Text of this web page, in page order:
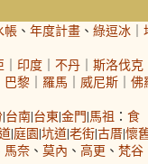
帳 、 年度計畫 、 綠逗冰 ｜
｜ 印度 ｜ 不丹 ｜ 斯洛伐克
巴黎 ｜ 羅馬 ｜ 威尼斯 ｜ 佛
|台南|台東|金門|馬祖 ： 食
|庭園|坑道|老街|古厝|懷
馬奈 、 莫內 、 高更 、 梵谷